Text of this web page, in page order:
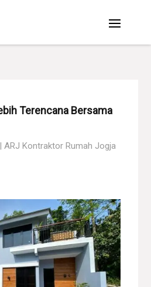
Terencana Bersama
| ARJ Kontraktor Rumah Jogja